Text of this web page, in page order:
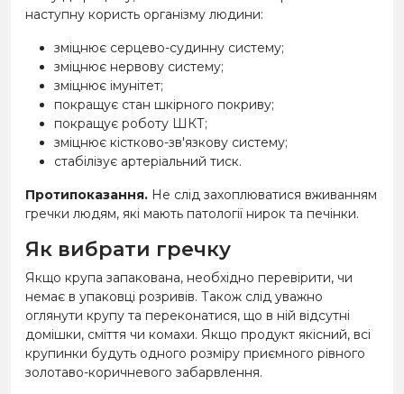
наступну користь організму людини:
зміцнює серцево-судинну систему;
зміцнює нервову систему;
зміцнює імунітет;
покращує стан шкірного покриву;
покращує роботу ШКТ;
зміцнює кістково-зв'язкову систему;
стабілізує артеріальний тиск.
Протипоказання. Не слід захоплюватися вживанням
гречки людям, які мають патології нирок та печінки.
Як вибрати гречку
Якщо крупа запакована, необхідно перевірити, чи
немає в упаковці розривів. Також слід уважно
оглянути крупу та переконатися, що в ній відсутні
домішки, сміття чи комахи. Якщо продукт якісний, всі
крупинки будуть одного розміру приємного рівного
золотаво-коричневого забарвлення.